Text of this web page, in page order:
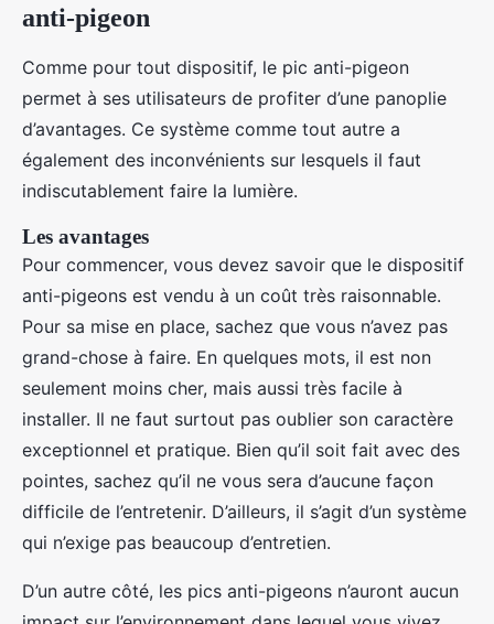
anti-pigeon
Comme pour tout dispositif, le pic anti-pigeon
permet à ses utilisateurs de profiter d’une panoplie
d’avantages. Ce système comme tout autre a
également des inconvénients sur lesquels il faut
indiscutablement faire la lumière.
Les avantages
Pour commencer, vous devez savoir que le dispositif
anti-pigeons est vendu à un coût très raisonnable.
Pour sa mise en place, sachez que vous n’avez pas
grand-chose à faire. En quelques mots, il est non
seulement moins cher, mais aussi très facile à
installer. Il ne faut surtout pas oublier son caractère
exceptionnel et pratique. Bien qu’il soit fait avec des
pointes, sachez qu’il ne vous sera d’aucune façon
difficile de l’entretenir. D’ailleurs, il s’agit d’un système
qui n’exige pas beaucoup d’entretien.
D’un autre côté, les pics anti-pigeons n’auront aucun